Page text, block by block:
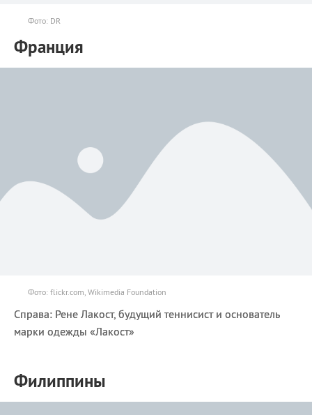
Фото: DR
Франция
Фото: flickr.com, Wikimedia Foundation
Справа: Рене Лакост, будущий теннисист и основатель
марки одежды «Лакост»
Филиппины